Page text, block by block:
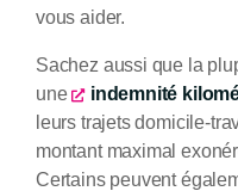
vous aider.
Sachez aussi que la
une
indemnité
leurs trajets domicile-
montant maximal
Certains peuvent